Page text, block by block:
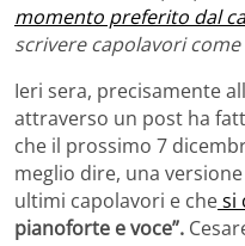
momento preferito dal
scrivere capolavori come
Ieri sera, precisamente
attraverso un post ha
che il prossimo 7
meglio dire, una
ultimi capolavori e chesi
pianoforte e voce”.